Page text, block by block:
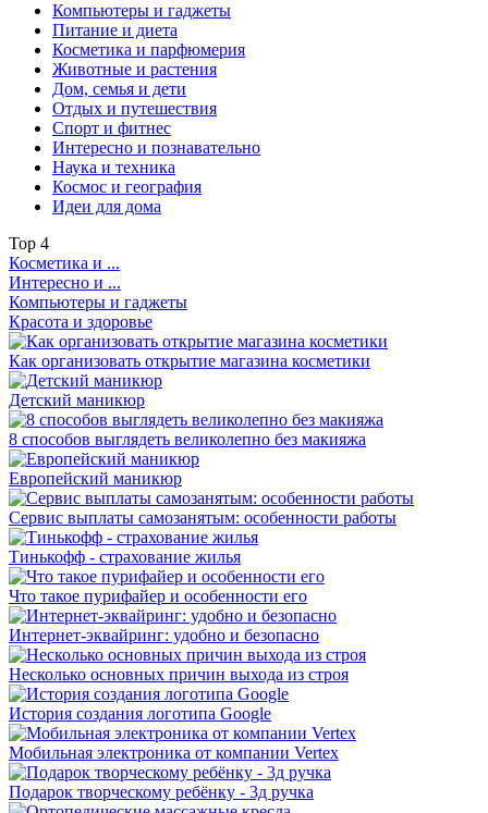
Компьютеры и гаджеты
Питание и диета
Косметика и парфюмерия
Животные и растения
Дом, семья и дети
Отдых и путешествия
Спорт и фитнес
Интересно и познавательно
Наука и техника
Космос и география
Идеи для дома
Top 4
Косметика и ...
Интересно и ...
Компьютеры и гаджеты
Красота и здоровье
Как организовать открытие магазина косметики
Детский маникюр
8 способов выглядеть великолепно без макияжа
Европейский маникюр
Сервис выплаты самозанятым: особенности работы
Тинькофф - страхование жилья
Что такое пурифайер и особенности его
Интернет-эквайринг: удобно и безопасно
Несколько основных причин выхода из строя
История создания логотипа Google
Мобильная электроника от компании Vertex
Подарок творческому ребёнку - 3д ручка